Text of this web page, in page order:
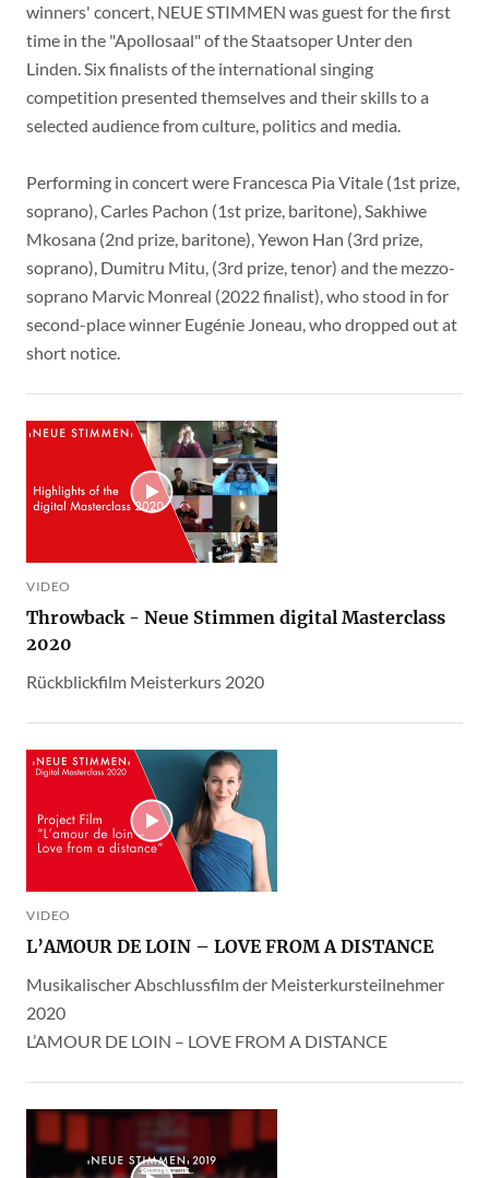
winners' concert, NEUE STIMMEN was guest for the first
time in the "Apollosaal" of the Staatsoper Unter den
Linden. Six finalists of the international singing
competition presented themselves and their skills to a
selected audience from culture, politics and media.
Performing in concert were Francesca Pia Vitale (1st prize,
soprano), Carles Pachon (1st prize, baritone), Sakhiwe
Mkosana (2nd prize, baritone), Yewon Han (3rd prize,
soprano), Dumitru Mitu, (3rd prize, tenor) and the mezzo-
soprano Marvic Monreal (2022 finalist), who stood in for
second-place winner Eugénie Joneau, who dropped out at
short notice.
VIDEO
Throwback - Neue Stimmen digital Masterclass
2020
Rückblickfilm Meisterkurs 2020
VIDEO
L’AMOUR DE LOIN – LOVE FROM A DISTANCE
Musikalischer Abschlussfilm der Meisterkursteilnehmer
2020
L’AMOUR DE LOIN – LOVE FROM A DISTANCE